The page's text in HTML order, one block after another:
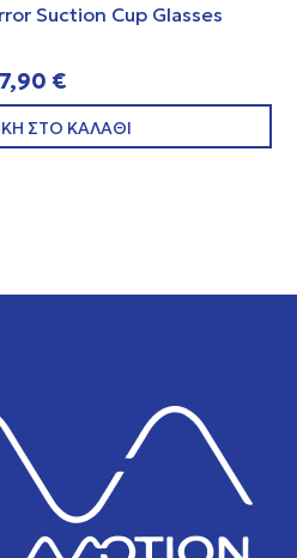
Suction Cup Glasses
€
ΣΤΟ ΚΑΛΑΘΙ